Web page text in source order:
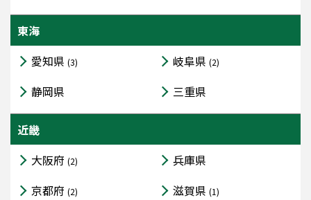
東海
愛知県 (3) 岐阜県 (2)
静岡県 三重県
近畿
大阪府 (2)
兵庫県
京都府 (2) 滋賀県 (1)